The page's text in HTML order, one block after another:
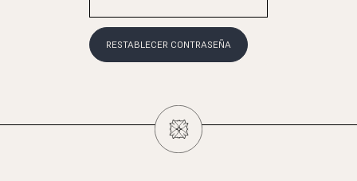
RESTABLECER CONTRASEÑA